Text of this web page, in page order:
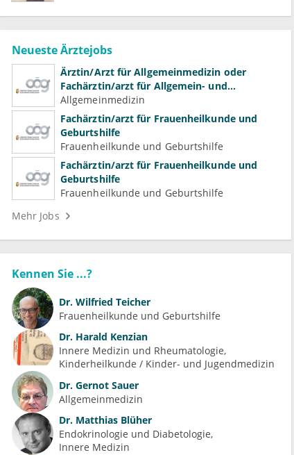
Neueste Ärztejobs
Ärztin/Arzt für Allgemeinmedizin oder
Fachärztin/arzt für Allgemein- und
Familienmedizin für Psychiatrie und
Psychotherapeutische Medizin
Allgemeinmedizin
Fachärztin/arzt für Frauenheilkunde und
Geburtshilfe
Frauenheilkunde und Geburtshilfe
Fachärztin/arzt für Frauenheilkunde und
Geburtshilfe
Frauenheilkunde und Geburtshilfe
Mehr Jobs
Kennen Sie ...?
Dr. Wilfried Teicher
Frauenheilkunde und Geburtshilfe
Dr. Harald Kenzian
Innere Medizin und Rheumatologie
Kinderheilkunde / Kinder- und Jugendmedizin
Dr. Gernot Sauer
Allgemeinmedizin
Dr. Matthias Blüher
Endokrinologie und Diabetologie
Innere Medizin